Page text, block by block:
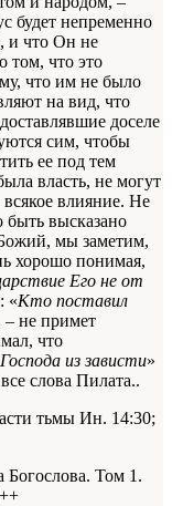
будет непременно
и что Он не
том, что это
что им не было
на вид, что
доселе
сим, чтобы
ее под тем
власть, не могут
влияние. Не
быть высказано
мы заметим,
хорошо понимая,
Его не от
«Кто поставил
– не примет
что
из зависти»
слова Пилата..
тьмы Ин. 14:30;
Том 1.
+